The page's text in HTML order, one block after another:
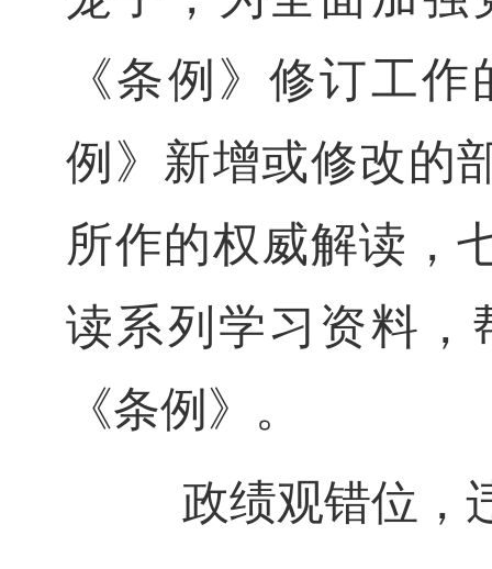
《条例》修订工
例》新增或修改的
所作的权威解读，
读系列学习资料，
《条例》。
政绩观错位，